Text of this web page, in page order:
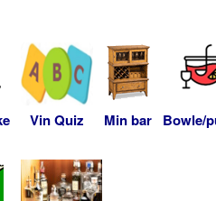
Vin Quiz Min bar Bowle/